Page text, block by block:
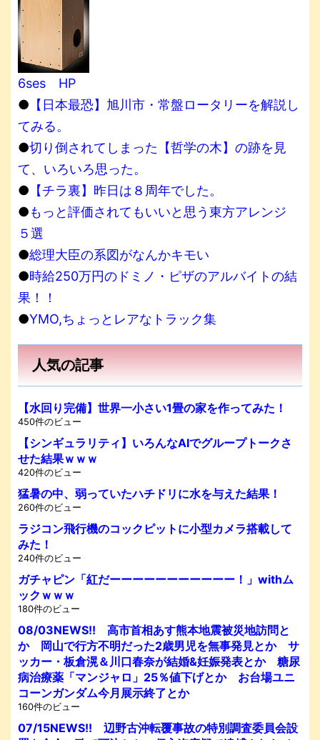
6ses HP
● 【日本最恐】旭川市・常盤ロータリーを解説し
てみる。
●切り倒されてしまった【哲学の木】の跡を見
て、いろいろ思った。
● 【チラ裏】昨日は８周年でした。
●もっと評価されてもいいと思う東方アレンジ
５選
●総理大臣の系図がなんかキモい
●時給250万円のドミノ・ピザのアルバイトの結
果！！
●YMO,ちょっとレアなトラック集
人気の記事
【水回り完備】世界一小さい1畳の家を作ってみた！
450件のビュー
【シンギュラリティ】いろんなAIでグループトークさ
せた結果ｗｗｗ
420件のビュー
猛暑の中、弱っていたハチドリに水を与えた結果！
260件のビュー
ラジコン飛行機のコックピットに小型カメラ搭載して
みた！
240件のビュー
ガチャピン「紅だーーーーーーーーーーー！」withム
ックｗｗｗ
180件のビュー
08/03NEWS!! 高市首相あす熊本地震被災地訪問と
か 岡山で行方不明だった2歳男児を無事発見とか サ
ッカー・板倉滉＆川口春奈が結婚&妊娠発表とか 糖尿
病治療薬「マンジャロ」25％値下げとか お台場ユニ
コーンガンダム今月展示終了とか
160件のビュー
07/15NEWS!! 辺野古沖転覆事故の特別調査委員会設